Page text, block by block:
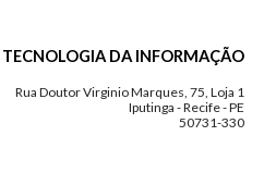
DA INFORMAÇÃO
Rua Doutor Virginio Marques, 75, Loja 1
Iputinga - Recife - PE
50731-330